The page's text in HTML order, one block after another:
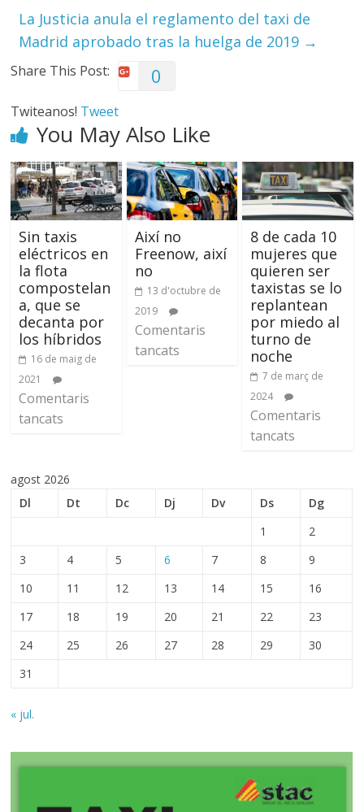
La Justicia anula el reglamento del taxi de
Madrid aprobado tras la huelga de 2019 →
Share This Post: 0
Twiteanos! Tweet
You May Also Like
Sin taxis
eléctricos en
la flota
compostelan
a, que se
decanta por
los híbridos
16 de maig de
2021
Comentaris
tancats
Així no
Freenow, així
no
13 d'octubre de
2019
Comentaris
tancats
8 de cada 10
mujeres que
quieren ser
taxistas se lo
replantean
por miedo al
turno de
noche
7 de març de
2024
Comentaris
tancats
agost 2026
Dl
Dt Dc Dj Dv Ds
Dg
1
2
3
4 5 6 7 8
9
10
11 12 13 14 15
16
17
18 19 20 21 22
23
24
25 26 27 28 29
30
31
« jul.